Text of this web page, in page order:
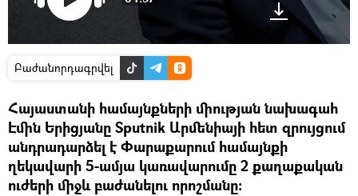
Բաժանորդագրվել
Հայաստանի համայնքների միության նախագահ
Էմին Երիցյանը Sputnik Արմենիայի հետ զրույցում
անդրադարձել է Փարաքարում համայնքի
ղեկավարի 5-ամյա կառավարումը 2 քաղաքական
ուժերի միջև բաժանելու որոշմանը։